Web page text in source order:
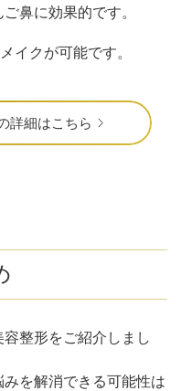
鼻に効果的です。
イクが可能です。
詳細はこちら
整形をご紹介しまし
を解消できる可能性は